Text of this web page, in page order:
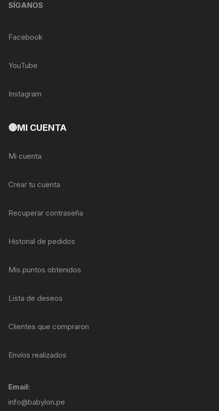
SÍGANOS
Facebook
YouTube
Instagram
🔴MI CUENTA
Mi cuenta
Crear tu cuenta
Recuperar contraseña
Historial de pedidos
Mis puntos obtenidos
Lista de deseos
Clientes que compraron
Envíos realizados
Email:
info@babylon.pe